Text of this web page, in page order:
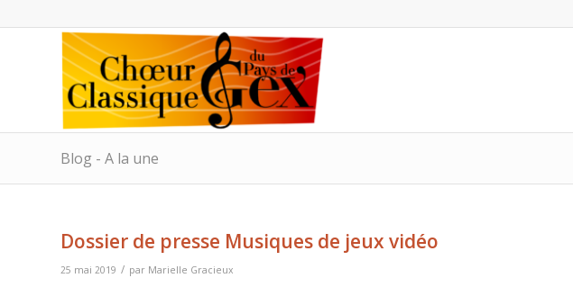
Blog - A la une
Dossier de presse Musiques de jeux vidéo
25 mai 2019 / par Marielle Gracieux